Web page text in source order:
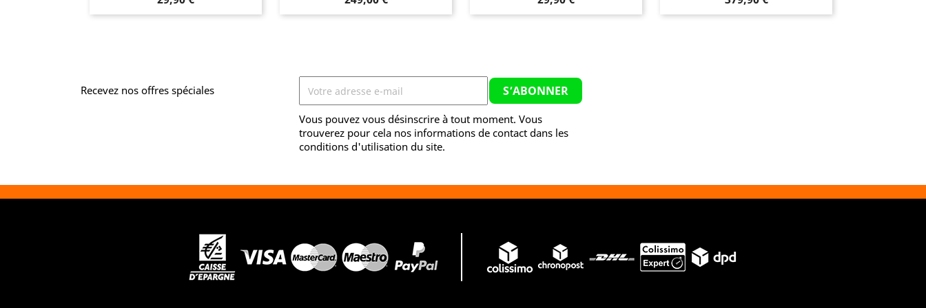
Recevez nos offres spéciales
Vous pouvez vous désinscrire à tout moment. Vous
trouverez pour cela nos informations de contact dans les
conditions d'utilisation du site.